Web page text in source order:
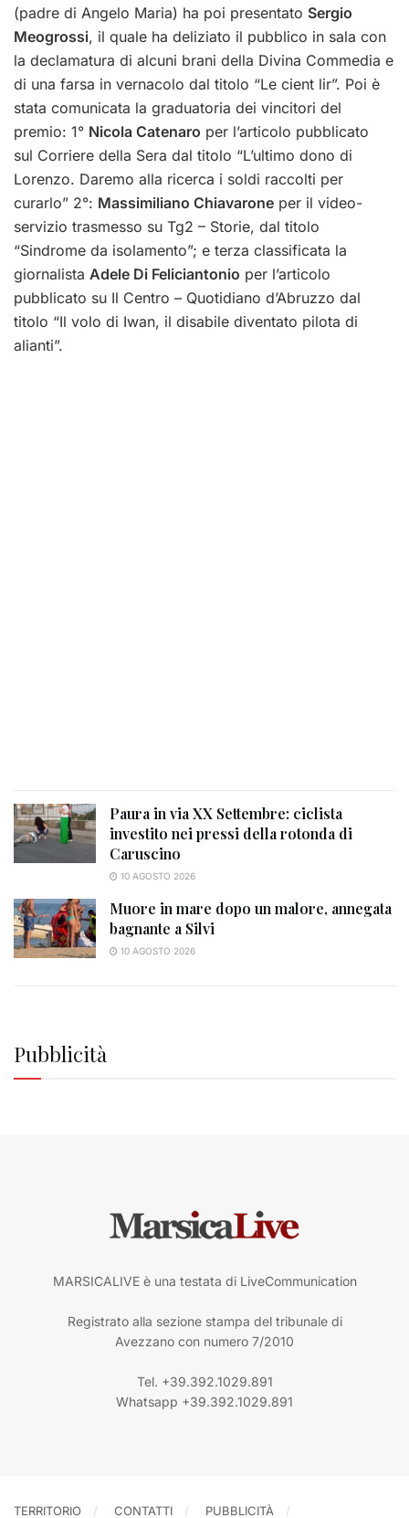
(padre di Angelo Maria) ha poi presentato Sergio
Meogrossi, il quale ha deliziato il pubblico in sala con
la declamatura di alcuni brani della Divina Commedia e
di una farsa in vernacolo dal titolo “Le cient lir”. Poi è
stata comunicata la graduatoria dei vincitori del
premio: 1° Nicola Catenaro per l’articolo pubblicato
sul Corriere della Sera dal titolo “L’ultimo dono di
Lorenzo. Daremo alla ricerca i soldi raccolti per
curarlo” 2°: Massimiliano Chiavarone per il video-
servizio trasmesso su Tg2 – Storie, dal titolo
“Sindrome da isolamento”; e terza classificata la
giornalista Adele Di Feliciantonio per l’articolo
pubblicato su Il Centro – Quotidiano d’Abruzzo dal
titolo “Il volo di Iwan, il disabile diventato pilota di
alianti”.
Paura in via XX Settembre: ciclista
investito nei pressi della rotonda di
Caruscino
10 AGOSTO 2026
Muore in mare dopo un malore, annegata
bagnante a Silvi
10 AGOSTO 2026
Pubblicità
MARSICALIVE è una testata di LiveCommunication
Registrato alla sezione stampa del tribunale di
Avezzano con numero 7/2010
Tel. +39.392.1029.891
Whatsapp +39.392.1029.891
TERRITORIO CONTATTI PUBBLICITÀ